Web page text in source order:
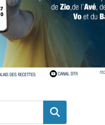
Rechercher